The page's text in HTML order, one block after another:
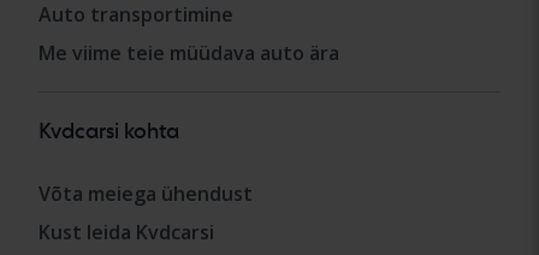
Auto transportimine
Me viime teie müüdava auto ära
Kvdcarsi kohta
Võta meiega ühendust
Kust leida Kvdcarsi